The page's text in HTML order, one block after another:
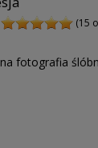
(15
fotografia